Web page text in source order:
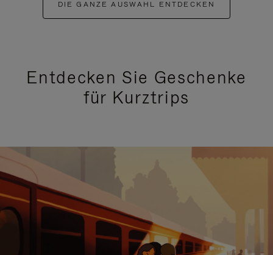
DIE GANZE AUSWAHL ENTDECKEN
Entdecken Sie Geschenke
für Kurztrips